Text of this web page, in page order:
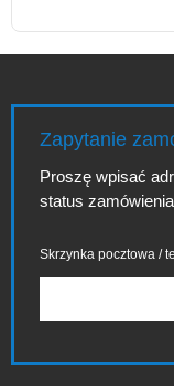
Zapytanie
Proszę wpisać
status
Skrzynka pocztowa /